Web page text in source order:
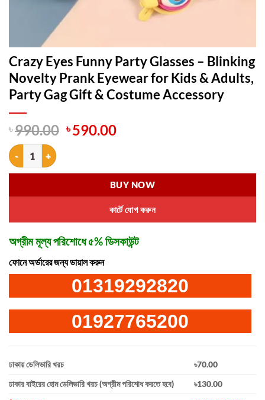
Crazy Eyes Funny Party Glasses – Blinking
Novelty Prank Eyewear for Kids & Adults,
Party Gag Gift & Costume Accessory
৳990.00 Original
৳ 990.00.
৳590.00Current
৳ 590.00.
Crazy Eyes Funny Party Glasses – Blinking Novelty Prank Eyewear
কার্টে যোগ করুন
BUY NOW
অগ্রীম মূল্য পরিশোধে ৫% ডিসকাউন্ট
ফোনে অর্ডারের জন্য ডায়াল করুন
01319292820
01927765200
ঢাকায় ডেলিভারি খরচ
৳70.00
ঢাকার বাইরের হোম ডেলিভারি খরচ (অগ্রীম পরিশোধ করতে হবে)
৳130.00